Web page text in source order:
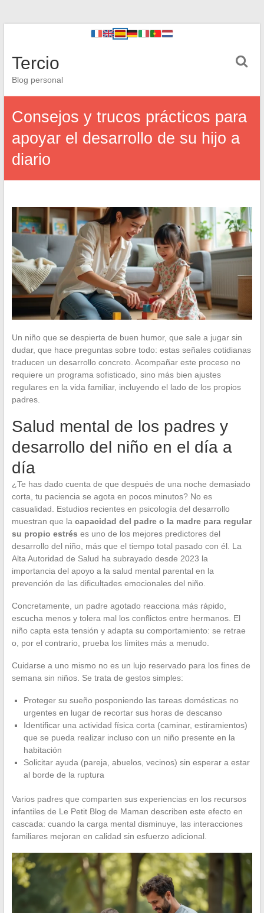
Tercio
Blog personal
Consejos y trucos prácticos para
apoyar el desarrollo de su hijo a
diario
Un niño que se despierta de buen humor, que sale a jugar sin
dudar, que hace preguntas sobre todo: estas señales cotidianas
traducen un desarrollo concreto. Acompañar este proceso no
requiere un programa sofisticado, sino más bien ajustes
regulares en la vida familiar, incluyendo el lado de los propios
padres.
Salud mental de los padres y
desarrollo del niño en el día a
día
¿Te has dado cuenta de que después de una noche demasiado
corta, tu paciencia se agota en pocos minutos? No es
casualidad. Estudios recientes en psicología del desarrollo
muestran que la capacidad del padre o la madre para regular
su propio estrés es uno de los mejores predictores del
desarrollo del niño, más que el tiempo total pasado con él. La
Alta Autoridad de Salud ha subrayado desde 2023 la
importancia del apoyo a la salud mental parental en la
prevención de las dificultades emocionales del niño.
Concretamente, un padre agotado reacciona más rápido,
escucha menos y tolera mal los conflictos entre hermanos. El
niño capta esta tensión y adapta su comportamiento: se retrae
o, por el contrario, prueba los límites más a menudo.
Cuidarse a uno mismo no es un lujo reservado para los fines de
semana sin niños. Se trata de gestos simples:
Proteger su sueño posponiendo las tareas domésticas no
urgentes en lugar de recortar sus horas de descanso
Identificar una actividad física corta (caminar, estiramientos)
que se pueda realizar incluso con un niño presente en la
habitación
Solicitar ayuda (pareja, abuelos, vecinos) sin esperar a estar
al borde de la ruptura
Varios padres que comparten sus experiencias en los recursos
infantiles de Le Petit Blog de Maman describen este efecto en
cascada: cuando la carga mental disminuye, las interacciones
familiares mejoran en calidad sin esfuerzo adicional.